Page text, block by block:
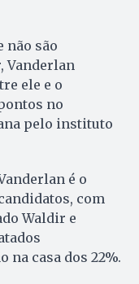
não são
Vanderlan
ele e o
no
pelo instituto
é o
com
Waldir e
na casa dos 22%.